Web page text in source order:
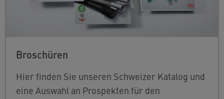
Broschüren
Hier finden Sie unseren Schweizer Katalog und
eine Auswahl an Prospekten für den